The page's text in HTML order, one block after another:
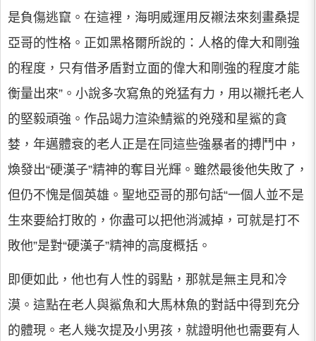
是負傷逃竄。在這裡，海明威運用反襯法來刻畫桑提
亞哥的性格。正如黑格爾所說的：人格的偉大和剛強
的程度，只有借矛盾對立面的偉大和剛強的程度才能
衡量出來”。小說多次寫魚的兇猛有力，用以襯托老人
的堅毅頑強。作品竭力渲染鯖鯊的兇殘和星鯊的貪
婪，年邁體衰的老人正是在同這些強暴者的搏鬥中，
煥發出“硬漢子”精神的奪目光輝。雖然最後他失敗了，
但仍不愧是個英雄。聖地亞哥的那句話“一個人並不是
生來要給打敗的，你盡可以把他消滅掉，可就是打不
敗他”是對“硬漢子”精神的高度概括。
即便如此，他也有人性的弱點，那就是無主見和冷
漠。這點在老人與鯊魚和大馬林魚的對話中得到充分
的體現。老人幾次提及小男孩，就證明他也需要有人